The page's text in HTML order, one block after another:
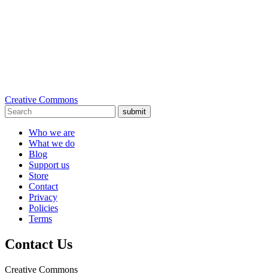
Creative Commons
submit
Who we are
What we do
Blog
Support us
Store
Contact
Privacy
Policies
Terms
Contact Us
Creative Commons